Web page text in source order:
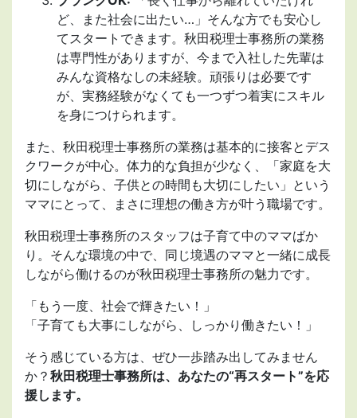
ど、また社会に出たい…」そんな方でも安心し
てスタートできます。秋田税理士事務所の業務
は専門性がありますが、今まで入社した先輩は
みんな資格なしの未経験。頑張りは必要です
が、実務経験がなくても一つずつ着実にスキル
を身につけられます。
また、秋田税理士事務所の業務は基本的に接客とデス
クワークが中心。体力的な負担が少なく、「家庭を大
切にしながら、子供との時間も大切にしたい」という
ママにとって、まさに理想の働き方が叶う職場です。
秋田税理士事務所のスタッフは子育て中のママばか
り。そんな環境の中で、同じ境遇のママと一緒に成長
しながら働けるのが秋田税理士事務所の魅力です。
「もう一度、社会で輝きたい！」
「子育ても大事にしながら、しっかり働きたい！」
そう感じている方は、ぜひ一歩踏み出してみません
か？ 秋田税理士事務所は、あなたの“再スタート”を応
援します。